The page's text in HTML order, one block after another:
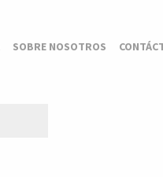
SOBRE NOSOTROS